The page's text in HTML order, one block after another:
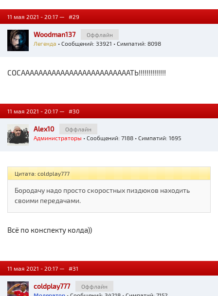
11 мая 2021 - 20:17 — #29
Woodman137
Оффлайн
Легенда • Сообщений: 33921 • Симпатий: 8098
СОСАААААААААААААААААААААААААТЬ!!!!!!!!!!!!!!
11 мая 2021 - 20:17 — #30
Alex10
Оффлайн
Администраторы • Сообщений: 7188 • Симпатий: 1695
Цитата: coldplay777
Бородачу надо просто скоростных пиздюков находить
своими передачами.
Всё по конспекту колда))
11 мая 2021 - 20:17 — #31
coldplay777
Оффлайн